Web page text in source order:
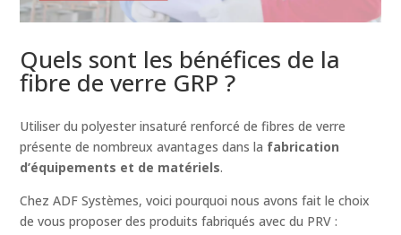
Quels sont les bénéfices de la
fibre de verre GRP ?
Utiliser du polyester insaturé renforcé de fibres de verre
présente de nombreux avantages dans la fabrication
d’équipements et de matériels.
Chez ADF Systèmes, voici pourquoi nous avons fait le choix
de vous proposer des produits fabriqués avec du PRV :